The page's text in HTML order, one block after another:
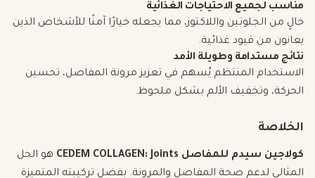
مناسب لجميع الاحتياجات الغذائية
خالٍ من الجلوتين واللاكتوز، مما يجعله خيارًا آمنًا للأشخاص الذين
يعانون من قيود غذائية.
نتائج مستدامة وطويلة الأمد
الاستخدام المنتظم يُسهم في تعزيز مرونة المفاصل، تحسين
الحركة، وتخفيف الألم بشكل ملحوظ.
الخلاصة
كولاجين سيدم للمفاصل CEDEM COLLAGEN: Joints
هو الحل
المثالي لدعم صحة المفاصل والمرونة. بفضل تركيبته المتميزة